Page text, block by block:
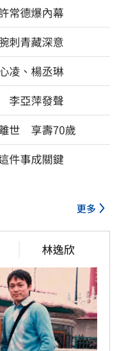
常德爆內幕
刺青藏深意
凌、楊丞琳
李亞萍發聲
世 享壽70歲
件事成關鍵
更多
林逸欣